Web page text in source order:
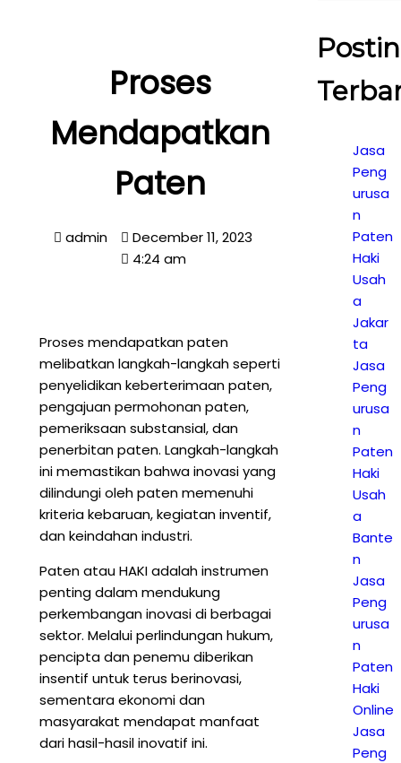
Proses
Mendapatkan
Paten
admin
December 11, 2023
4:24 am
Proses mendapatkan paten
melibatkan langkah-langkah seperti
penyelidikan keberterimaan paten,
pengajuan permohonan paten,
pemeriksaan substansial, dan
penerbitan paten. Langkah-langkah
ini memastikan bahwa inovasi yang
dilindungi oleh paten memenuhi
kriteria kebaruan, kegiatan inventif,
dan keindahan industri.
Paten atau HAKI adalah instrumen
penting dalam mendukung
perkembangan inovasi di berbagai
sektor. Melalui perlindungan hukum,
pencipta dan penemu diberikan
insentif untuk terus berinovasi,
sementara ekonomi dan
masyarakat mendapat manfaat
dari hasil-hasil inovatif ini.
Jasa
Peng
urusa
n
Paten
Haki
Usah
a
Jakar
ta
Jasa
Peng
urusa
n
Paten
Haki
Usah
a
Bante
n
Jasa
Peng
urusa
n
Paten
Haki
Online
Jasa
Peng